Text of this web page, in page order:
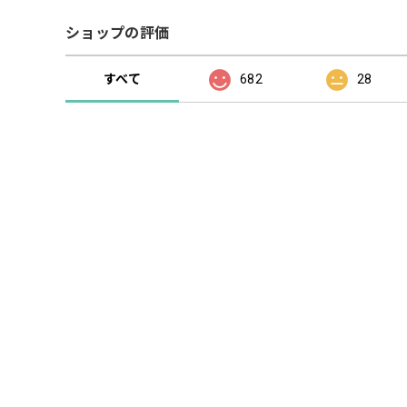
ショップの評価
すべて 682 28